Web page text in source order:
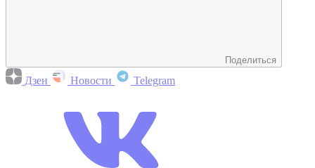
Поделиться
Дзен Новости Telegram